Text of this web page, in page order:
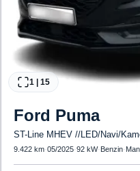
1 15
Ford Puma
ST-Line MHEV //LED/Navi/
9.422 km·05/2025·92 kW· Benzin·